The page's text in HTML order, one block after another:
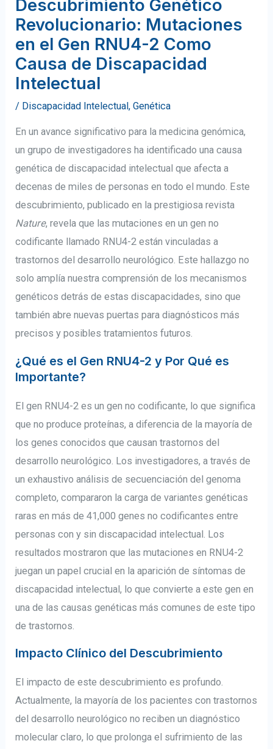
Descubrimiento Genético
Revolucionario: Mutaciones
en el Gen RNU4-2 Como
Causa de Discapacidad
Intelectual
/ Discapacidad Intelectual,Genética
En un avance significativo para la medicina genómica,
un grupo de investigadores ha identificado una causa
genética de discapacidad intelectual que afecta a
decenas de miles de personas en todo el mundo. Este
descubrimiento, publicado en la prestigiosa revista
Nature, revela que las mutaciones en un gen no
codificante llamado RNU4-2 están vinculadas a
trastornos del desarrollo neurológico. Este hallazgo no
solo amplía nuestra comprensión de los mecanismos
genéticos detrás de estas discapacidades, sino que
también abre nuevas puertas para diagnósticos más
precisos y posibles tratamientos futuros.
¿Qué es el Gen RNU4-2 y Por Qué es
Importante?
El gen RNU4-2 es un gen no codificante, lo que significa
que no produce proteínas, a diferencia de la mayoría de
los genes conocidos que causan trastornos del
desarrollo neurológico. Los investigadores, a través de
un exhaustivo análisis de secuenciación del genoma
completo, compararon la carga de variantes genéticas
raras en más de 41,000 genes no codificantes entre
personas con y sin discapacidad intelectual. Los
resultados mostraron que las mutaciones en RNU4-2
juegan un papel crucial en la aparición de síntomas de
discapacidad intelectual, lo que convierte a este gen en
una de las causas genéticas más comunes de este tipo
de trastornos.
Impacto Clínico del Descubrimiento
El impacto de este descubrimiento es profundo.
Actualmente, la mayoría de los pacientes con trastornos
del desarrollo neurológico no reciben un diagnóstico
molecular claro, lo que prolonga el sufrimiento de las